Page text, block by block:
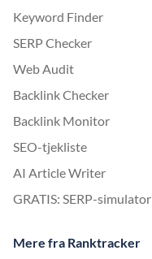
Keyword Finder
SERP Checker
Web Audit
Backlink Checker
Backlink Monitor
SEO-tjekliste
AI Article Writer
GRATIS: SERP-simulator
Mere fra Ranktracker